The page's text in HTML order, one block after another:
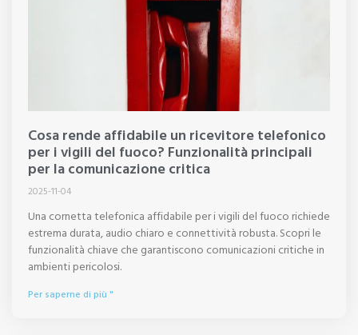
Cosa rende affidabile un ricevitore telefonico
per i vigili del fuoco? Funzionalità principali
per la comunicazione critica
2025-11-04
Una cornetta telefonica affidabile per i vigili del fuoco richiede
estrema durata, audio chiaro e connettività robusta. Scopri le
funzionalità chiave che garantiscono comunicazioni critiche in
ambienti pericolosi.
Per saperne di più "